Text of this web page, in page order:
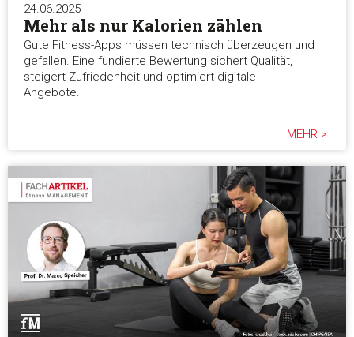
24.06.2025
Mehr als nur Kalorien zählen
Gute Fitness-Apps müssen technisch überzeugen und
gefallen. Eine fundierte Bewertung sichert Qualität,
steigert Zufriedenheit und optimiert digitale
Angebote.
MEHR >